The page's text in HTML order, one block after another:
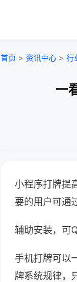
首页 > 资讯中心 > 行
一
小程序打牌提
要的用户可通
辅助安装，可
手机打牌可以
牌系统规律，